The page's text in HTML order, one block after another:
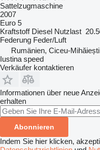
Sattelzugmaschine
2007
Euro 5
Kraftstoff Diesel Nutzlast
Federung Feder/Luft
Rumänien, Ciceu-
Iustina speed
Verkäufer kontaktieren
Informationen über neue
erhalten
Abonnieren
Indem Sie hier klicken,